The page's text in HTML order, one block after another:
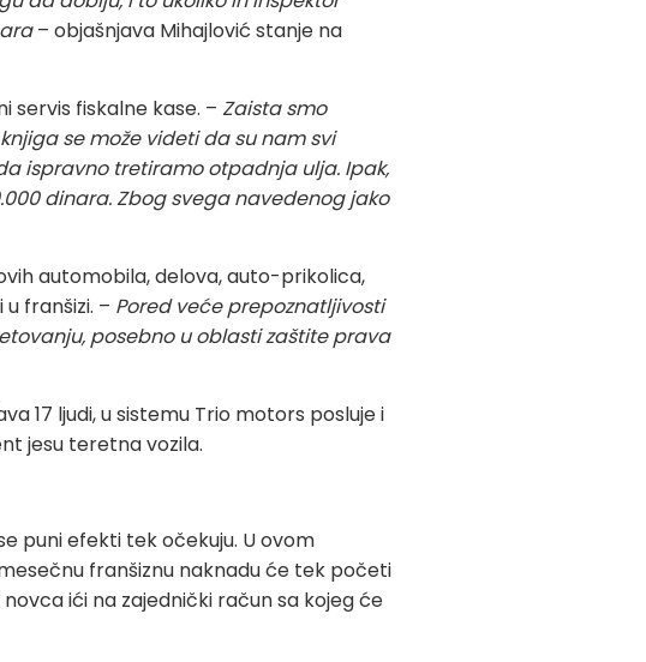
– objašnjava Mihajlović stanje na
servis fiskalne kase. – Zaista smo
se može videti da su nam svi
ispravno tretiramo otpadnja ulja. Ipak,
dinara. Zbog svega navedenog jako
automobila, delova, auto-prikolica,
franšizi. – Pored veće prepoznatljivosti
posebno u oblasti zaštite prava
17 ljudi, u sistemu Trio motors posluje i
jesu teretna vozila.
puni efekti tek očekuju. U ovom
franšiznu naknadu će tek početi
ići na zajednički račun sa kojeg će